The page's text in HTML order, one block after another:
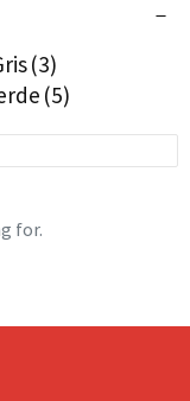
(3)
(5)
for.